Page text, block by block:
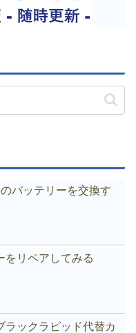
バッテリーを交換す
をリペアしてみる
ラックラピッド代替カ